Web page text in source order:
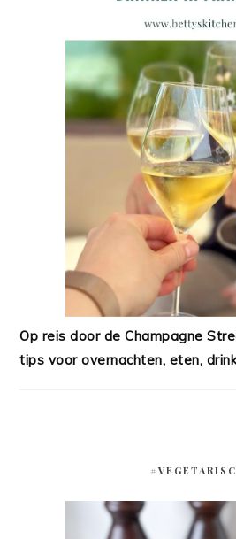
Op reis door de Champagne
tips voor overnachten, eten,